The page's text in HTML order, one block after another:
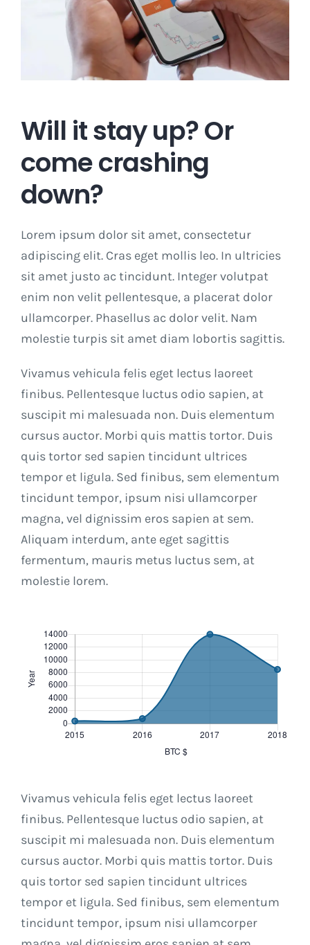
Will it stay up? Or
come crashing
down?
Lorem ipsum dolor sit amet, consectetur
adipiscing elit. Cras eget mollis leo. In ultricies
sit amet justo ac tincidunt. Integer volutpat
enim non velit pellentesque, a placerat dolor
ullamcorper. Phasellus ac dolor velit. Nam
molestie turpis sit amet diam lobortis sagittis.
Vivamus vehicula felis eget lectus laoreet
finibus. Pellentesque luctus odio sapien, at
suscipit mi malesuada non. Duis elementum
cursus auctor. Morbi quis mattis tortor. Duis
quis tortor sed sapien tincidunt ultrices
tempor et ligula. Sed finibus, sem elementum
tincidunt tempor, ipsum nisi ullamcorper
magna, vel dignissim eros sapien at sem.
Aliquam interdum, ante eget sagittis
fermentum, mauris metus luctus sem, at
molestie lorem.
Vivamus vehicula felis eget lectus laoreet
finibus. Pellentesque luctus odio sapien, at
suscipit mi malesuada non. Duis elementum
cursus auctor. Morbi quis mattis tortor. Duis
quis tortor sed sapien tincidunt ultrices
tempor et ligula. Sed finibus, sem elementum
tincidunt tempor, ipsum nisi ullamcorper